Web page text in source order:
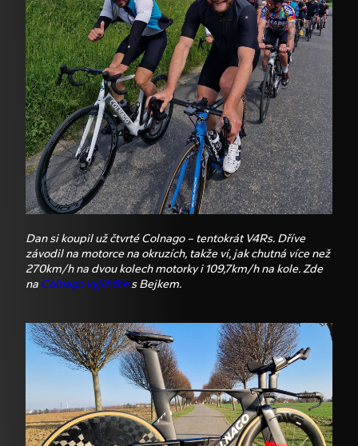
Dan si koupil už čtvrté Colnago – tentokrát V4Rs. Dříve
závodil na motorce na okruzích, takže ví, jak chutná více než
270km/h na dvou kolech motorky i 109,7km/h na kole. Zde
na Colnago vyjížďces Bejkem.